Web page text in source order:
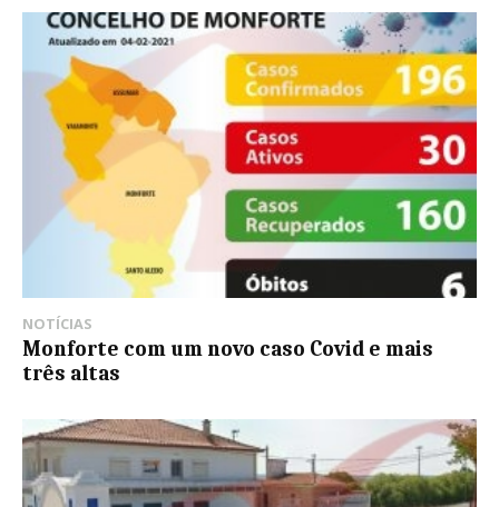
NOTÍCIAS
Monforte com um novo caso Covid e mais
três altas